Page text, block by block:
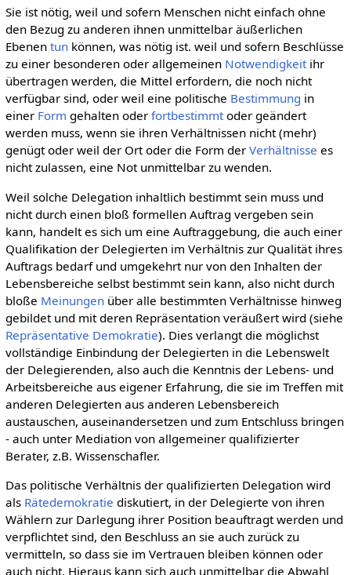
Sie ist nötig, weil und sofern Menschen nicht einfach ohne
den Bezug zu anderen ihnen unmittelbar äußerlichen
Ebenen tunkönnen, was nötig ist. weil und sofern Beschlüsse
zu einer besonderen oder allgemeinen Notwendigkeitihr
übertragen werden, die Mittel erfordern, die noch nicht
verfügbar sind, oder weil eine politische Bestimmung in
einer Form gehalten oder fortbestimmtoder geändert
werden muss, wenn sie ihren Verhältnissen nicht (mehr)
genügt oder weil der Ort oder die Form der Verhältnisse es
nicht zulassen, eine Not unmittelbar zu wenden.
Weil solche Delegation inhaltlich bestimmt sein muss und
nicht durch einen bloß formellen Auftrag vergeben sein
kann, handelt es sich um eine Auftraggebung, die auch einer
Qualifikation der Delegierten im Verhältnis zur Qualität ihres
Auftrags bedarf und umgekehrt nur von den Inhalten der
Lebensbereiche selbst bestimmt sein kann, also nicht durch
bloße Meinungenüber alle bestimmten Verhältnisse hinweg
gebildet und mit deren Repräsentation veräußert wird (siehe
Repräsentative Demokratie). Dies verlangt die möglichst
vollständige Einbindung der Delegierten in die Lebenswelt
der Delegierenden, also auch die Kenntnis der Lebens- und
Arbeitsbereiche aus eigener Erfahrung, die sie im Treffen mit
anderen Delegierten aus anderen Lebensbereich
austauschen, auseinandersetzen und zum Entschluss bringen
- auch unter Mediation von allgemeiner qualifizierter
Berater, z.B. Wissenschafler.
Das politische Verhältnis der qualifizierten Delegation wird
als Rätedemokratie diskutiert, in der Delegierte von ihren
Wählern zur Darlegung ihrer Position beauftragt werden und
verpflichtet sind, den Beschluss an sie auch zurück zu
vermitteln, so dass sie im Vertrauen bleiben können oder
auch nicht. Hieraus kann sich auch unmittelbar die Abwahl